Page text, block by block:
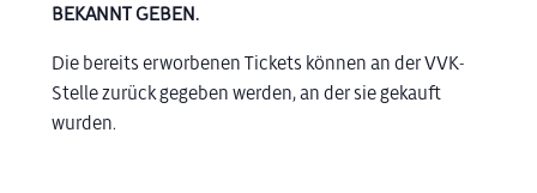
BEKANNT GEBEN.
Die bereits erworbenen Tickets können an der VVK-
Stelle zurück gegeben werden, an der sie gekauft
wurden.